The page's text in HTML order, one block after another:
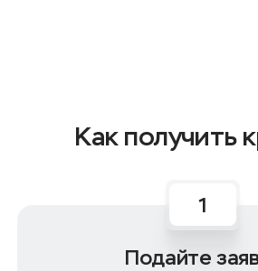
Как получить
Подайте